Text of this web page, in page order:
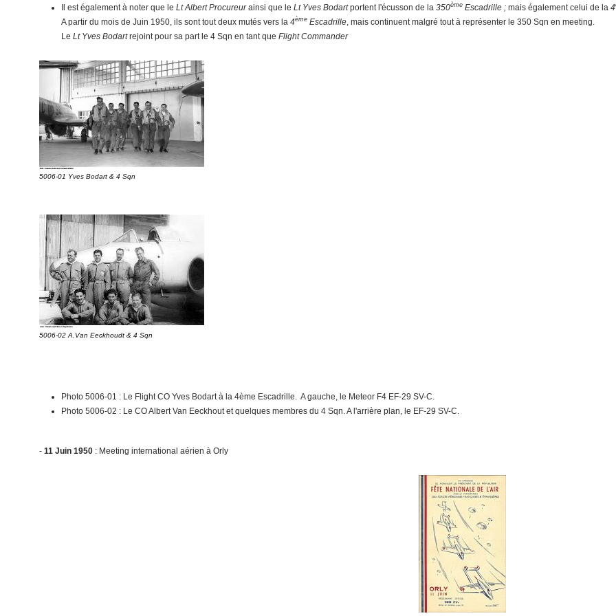
Il est également à noter que le Lt Albert Procureur ainsi que le Lt Yves Bodart portent l'écusson de la 350ème Escadrille ; mais également celui de la 4
A partir du mois de Juin 1950, ils sont tout deux mutés vers la 4ème Escadrille , mais continuent malgré tout à représenter le 350 Sqn en meeting.
Le Lt Yves Bodartrejoint pour sa part le 4 Sqn en tant que Flight Commander
5006-01 Yves Bodart & 4 Sqn
5006-02 A.Van Eeckhoudt & 4 Sqn
Photo 5006-01 : Le Flight CO Yves Bodart à la 4ème Escadrille. A gauche, le Meteor F4 EF-29 SV-C.
Photo 5006-02 : Le CO Albert Van Eeckhout et quelques membres du 4 Sqn. A l'arrière plan, le EF-29 SV-C.
- 11 Juin 1950 : Meeting international aérien à Orly